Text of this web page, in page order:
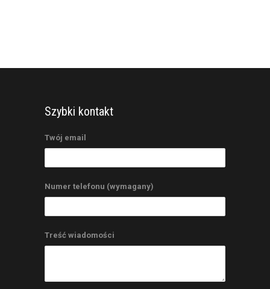
Szybki kontakt
Twój email
Numer telefonu (wymagany)
Treść wiadomości